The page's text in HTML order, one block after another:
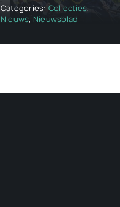
Categories: Collecties,
Nieuws, Nieuwsblad